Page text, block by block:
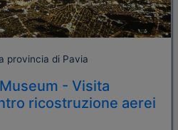
provincia di Pavia
- Visita
ricostruzione aerei